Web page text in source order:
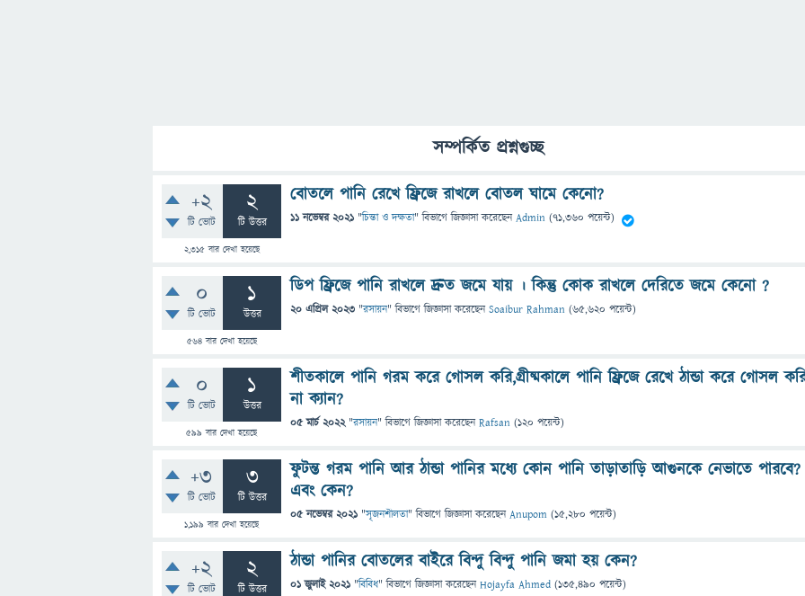
সম্পর্কিত প্রশ্নগুচ্ছ
+2
টি ভোট
2
টি উত্তর
2,315বার দেখা হয়েছে
বোতলে পানি রেখে ফ্রিজে রাখলে বোতল ঘামে কেনো?
11 নভেম্বর 2021 "চিন্তা ও দক্ষতা" বিভাগে জিজ্ঞাসাকরেছেনAdmin (71,360 পয়েন্ট)
0
টি ভোট
1
উত্তর
564বার দেখা হয়েছে
ডিপ ফ্রিজে পানি রাখলে দ্রুত জমে যায় । কিন্তু কোক রাখলে দেরিতে জমে কেনো ?
20 এপ্রিল 2023 "রসায়ন" বিভাগে জিজ্ঞাসাকরেছেনSoaibur Rahman (65,620 পয়েন্ট)
0
টি ভোট
1
উত্তর
599 বার দেখা হয়েছে
শীতকালে পানি গরম করে গোসল করি,গ্রীষ্মকালে পানি ফ্রিজে রেখে ঠান্ডা করে গোসল
না ক্যান?
05 মার্চ 2022 "রসায়ন" বিভাগে জিজ্ঞাসাকরেছেনRafsan (120 পয়েন্ট)
+3
টি ভোট
3
টি উত্তর
1,199 বার দেখা হয়েছে
ফুটন্ত গরম পানি আর ঠান্ডা পানির মধ্যে কোন পানি তাড়াতাড়ি আগুনকে নেভাতে পারবে?
এবং কেন?
05 নভেম্বর 2021 "সৃজনশীলতা" বিভাগে জিজ্ঞাসাকরেছেনAnupom (15,280 পয়েন্ট)
+2
টি ভোট
2
টি উত্তর
ঠান্ডা পানির বোতলের বাইরে বিন্দু বিন্দু পানি জমা হয় কেন?
01 জুলাই 2021 "বিবিধ" বিভাগে জিজ্ঞাসাকরেছেনHojayfa Ahmed (135,490 পয়েন্ট)